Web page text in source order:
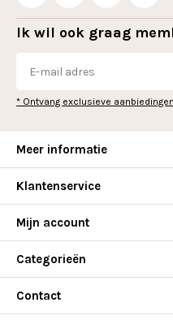
Ik wil ook graag
* Ontvang exclusieve
Meer informatie
Klantenservice
Mijn account
Categorieën
Contact